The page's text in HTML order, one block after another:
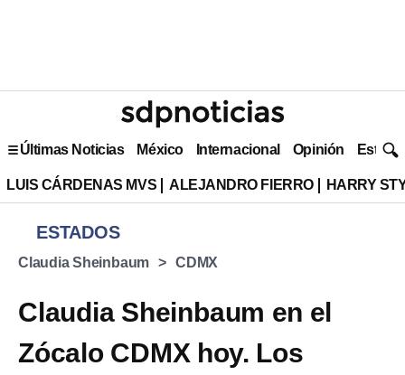
Últimas Noticias México Internacional Opinión Estilo
LUIS CÁRDENAS MVS ALEJANDRO FIERRO HARRY
ESTADOS
Claudia Sheinbaum CDMX
Claudia Sheinbaum en el
Zócalo CDMX hoy. Los